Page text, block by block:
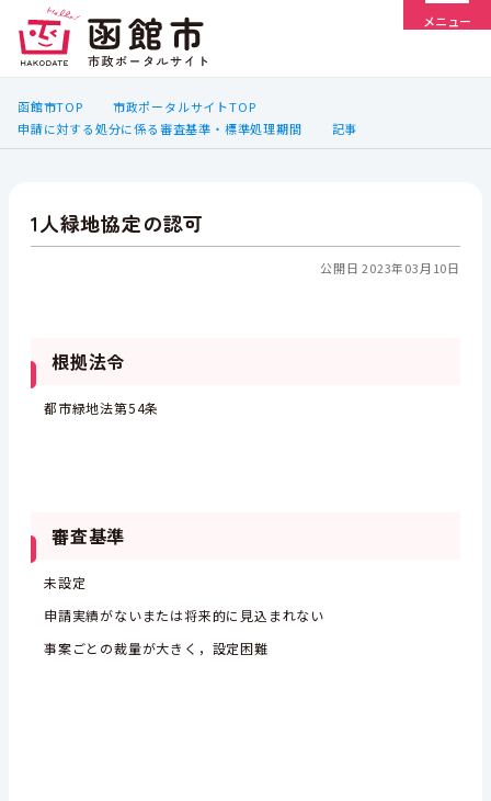
メニュー
函館市TOP
市政ポータルサイトTOP
申請に対する処分に係る審査基準・標準処理期間
記事
1人緑地協定の認可
公開日 2023年03月10日
根拠法令
都市緑地法第54条
審査基準
未設定
申請実績がないまたは将来的に見込まれない
事案ごとの裁量が大きく，設定困難